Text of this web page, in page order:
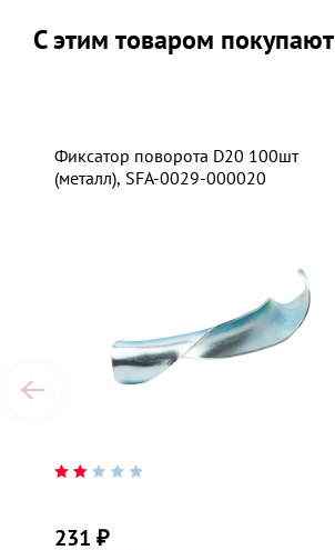
С этим товаром покупают
Фиксатор поворота D20 100шт
(металл), SFA-0029-000020
231 ₽